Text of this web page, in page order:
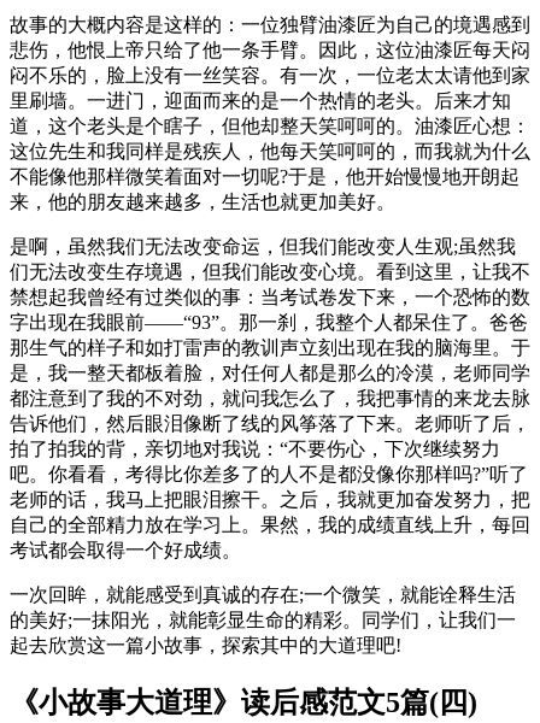
故事的大概内容是这样的：一位独臂油漆匠为自己的境遇感到
悲伤，他恨上帝只给了他一条手臂。因此，这位油漆匠每天闷
闷不乐的，脸上没有一丝笑容。有一次，一位老太太请他到家
里刷墙。一进门，迎面而来的是一个热情的老头。后来才知
道，这个老头是个瞎子，但他却整天笑呵呵的。油漆匠心想：
这位先生和我同样是残疾人，他每天笑呵呵的，而我就为什么
不能像他那样微笑着面对一切呢?于是，他开始慢慢地开朗起
来，他的朋友越来越多，生活也就更加美好。
是啊，虽然我们无法改变命运，但我们能改变人生观;虽然我
们无法改变生存境遇，但我们能改变心境。看到这里，让我不
禁想起我曾经有过类似的事：当考试卷发下来，一个恐怖的数
字出现在我眼前——“93”。那一刹，我整个人都呆住了。爸爸
那生气的样子和如打雷声的教训声立刻出现在我的脑海里。于
是，我一整天都板着脸，对任何人都是那么的冷漠，老师同学
都注意到了我的不对劲，就问我怎么了，我把事情的来龙去脉
告诉他们，然后眼泪像断了线的风筝落了下来。老师听了后，
拍了拍我的背，亲切地对我说：“不要伤心，下次继续努力
吧。你看看，考得比你差多了的人不是都没像你那样吗?”听了
老师的话，我马上把眼泪擦干。之后，我就更加奋发努力，把
自己的全部精力放在学习上。果然，我的成绩直线上升，每回
考试都会取得一个好成绩。
一次回眸，就能感受到真诚的存在;一个微笑，就能诠释生活
的美好;一抹阳光，就能彰显生命的精彩。同学们，让我们一
起去欣赏这一篇小故事，探索其中的大道理吧!
《小故事大道理》读后感范文5篇(四)